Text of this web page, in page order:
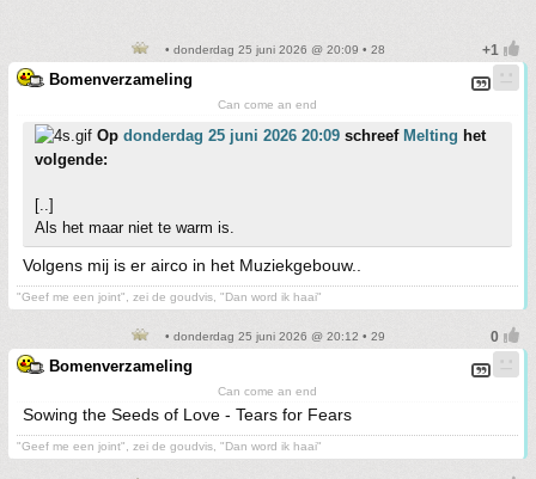
• donderdag 25 juni 2026 @ 20:09 • 28
Bomenverzameling
Can come an end
Op donderdag 25 juni 2026 20:09 schreef Melting het
volgende:
[..]
Als het maar niet te warm is.
Volgens mij is er airco in het Muziekgebouw..
"Geef me een joint", zei de goudvis, "Dan word ik haai"
• donderdag 25 juni 2026 @ 20:12 • 29
Bomenverzameling
Can come an end
Sowing the Seeds of Love - Tears for Fears
"Geef me een joint", zei de goudvis, "Dan word ik haai"